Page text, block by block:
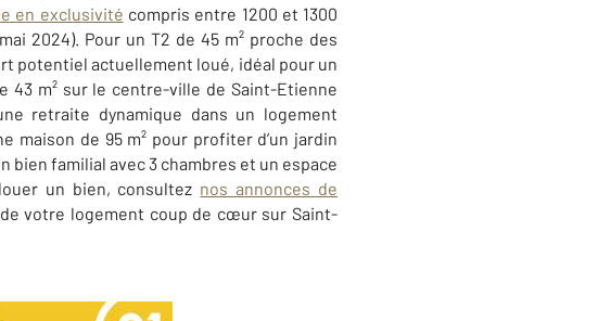
en exclusivité compris entre 1200 et 1300
2024). Pour un T2 de 45 m² proche des
potentiel actuellement loué, idéal pour un
43 m² sur le centre-ville de Saint-Etienne
retraite dynamique dans un logement
maison de 95 m² pour profiter d’un jardin
bien familial avec 3 chambres et un espace
un bien, consultez nos annonces de
votre logement coup de cœur sur Saint-